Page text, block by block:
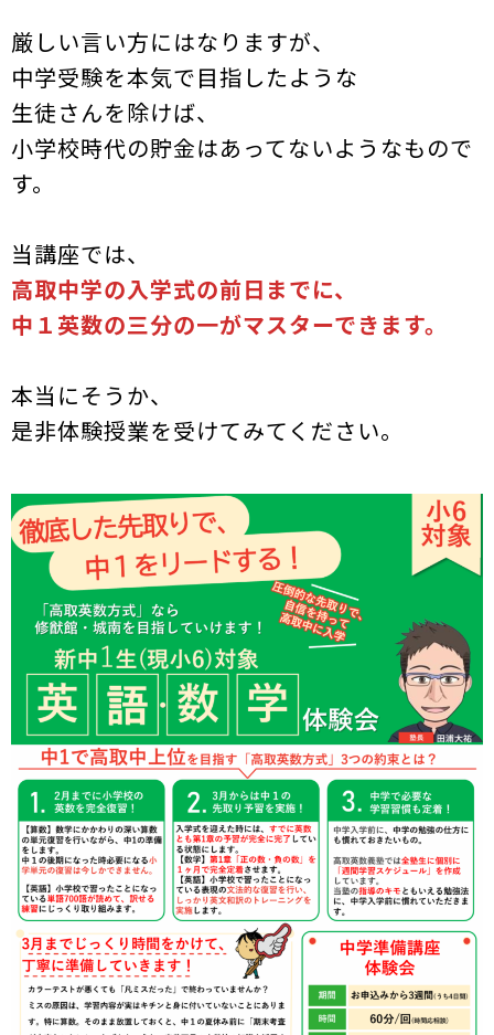
厳しい言い方にはなりますが、
中学受験を本気で目指したような
生徒さんを除けば、
小学校時代の貯金はあってないようなもので
す。
当講座では、
高取中学の入学式の前日までに、
中１英数の三分の一がマスターできます。
本当にそうか、
是非体験授業を受けてみてください。